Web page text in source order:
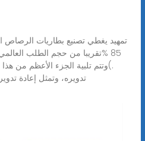
.)وتتم تلبية الجزء الأعظم من
تدويره، وتمثل إعادة